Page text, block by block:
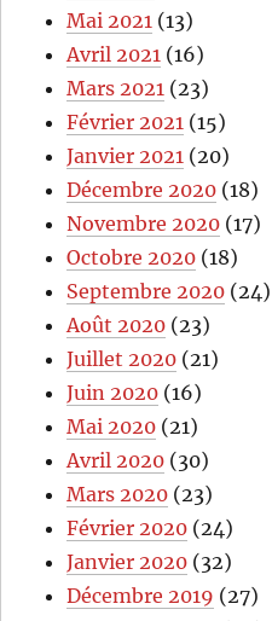
Mai 2021 (13)
Avril 2021 (16)
Mars 2021 (23)
Février 2021 (15)
Janvier 2021 (20)
Décembre 2020 (18)
Novembre 2020 (17)
Octobre 2020 (18)
Septembre 2020 (24)
Août 2020 (23)
Juillet 2020 (21)
Juin 2020 (16)
Mai 2020 (21)
Avril 2020 (30)
Mars 2020 (23)
Février 2020 (24)
Janvier 2020 (32)
Décembre 2019 (27)